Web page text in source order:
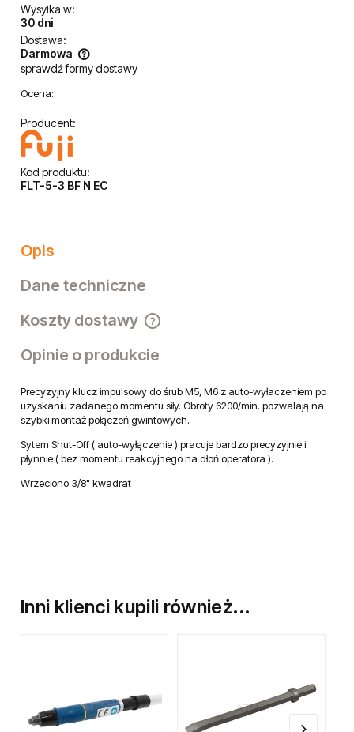
Wysyłka w:
30 dni
Dostawa:
Darmowa
Cena nie zawiera ewentualnych kosztów płatności
sprawdź formy dostawy
Ocena:
Producent:
Kod produktu:
FLT-5-3 BF N EC
Opis
Dane techniczne
Koszty dostawy
Cena nie zawiera ewentualnych kosztów płatności
Opinie o produkcie
Precyzyjny klucz impulsowy do śrub M5, M6 z auto-wyłaczeniem po
uzyskaniu zadanego momentu siły. Obroty 6200/min. pozwalają na
szybki montaż połączeń gwintowych.
Sytem Shut-Off ( auto-wyłączenie ) pracuje bardzo precyzyjnie i
płynnie ( bez momentu reakcyjnego na dłoń operatora ).
Wrzeciono 3/8" kwadrat
Inni klienci kupili również...